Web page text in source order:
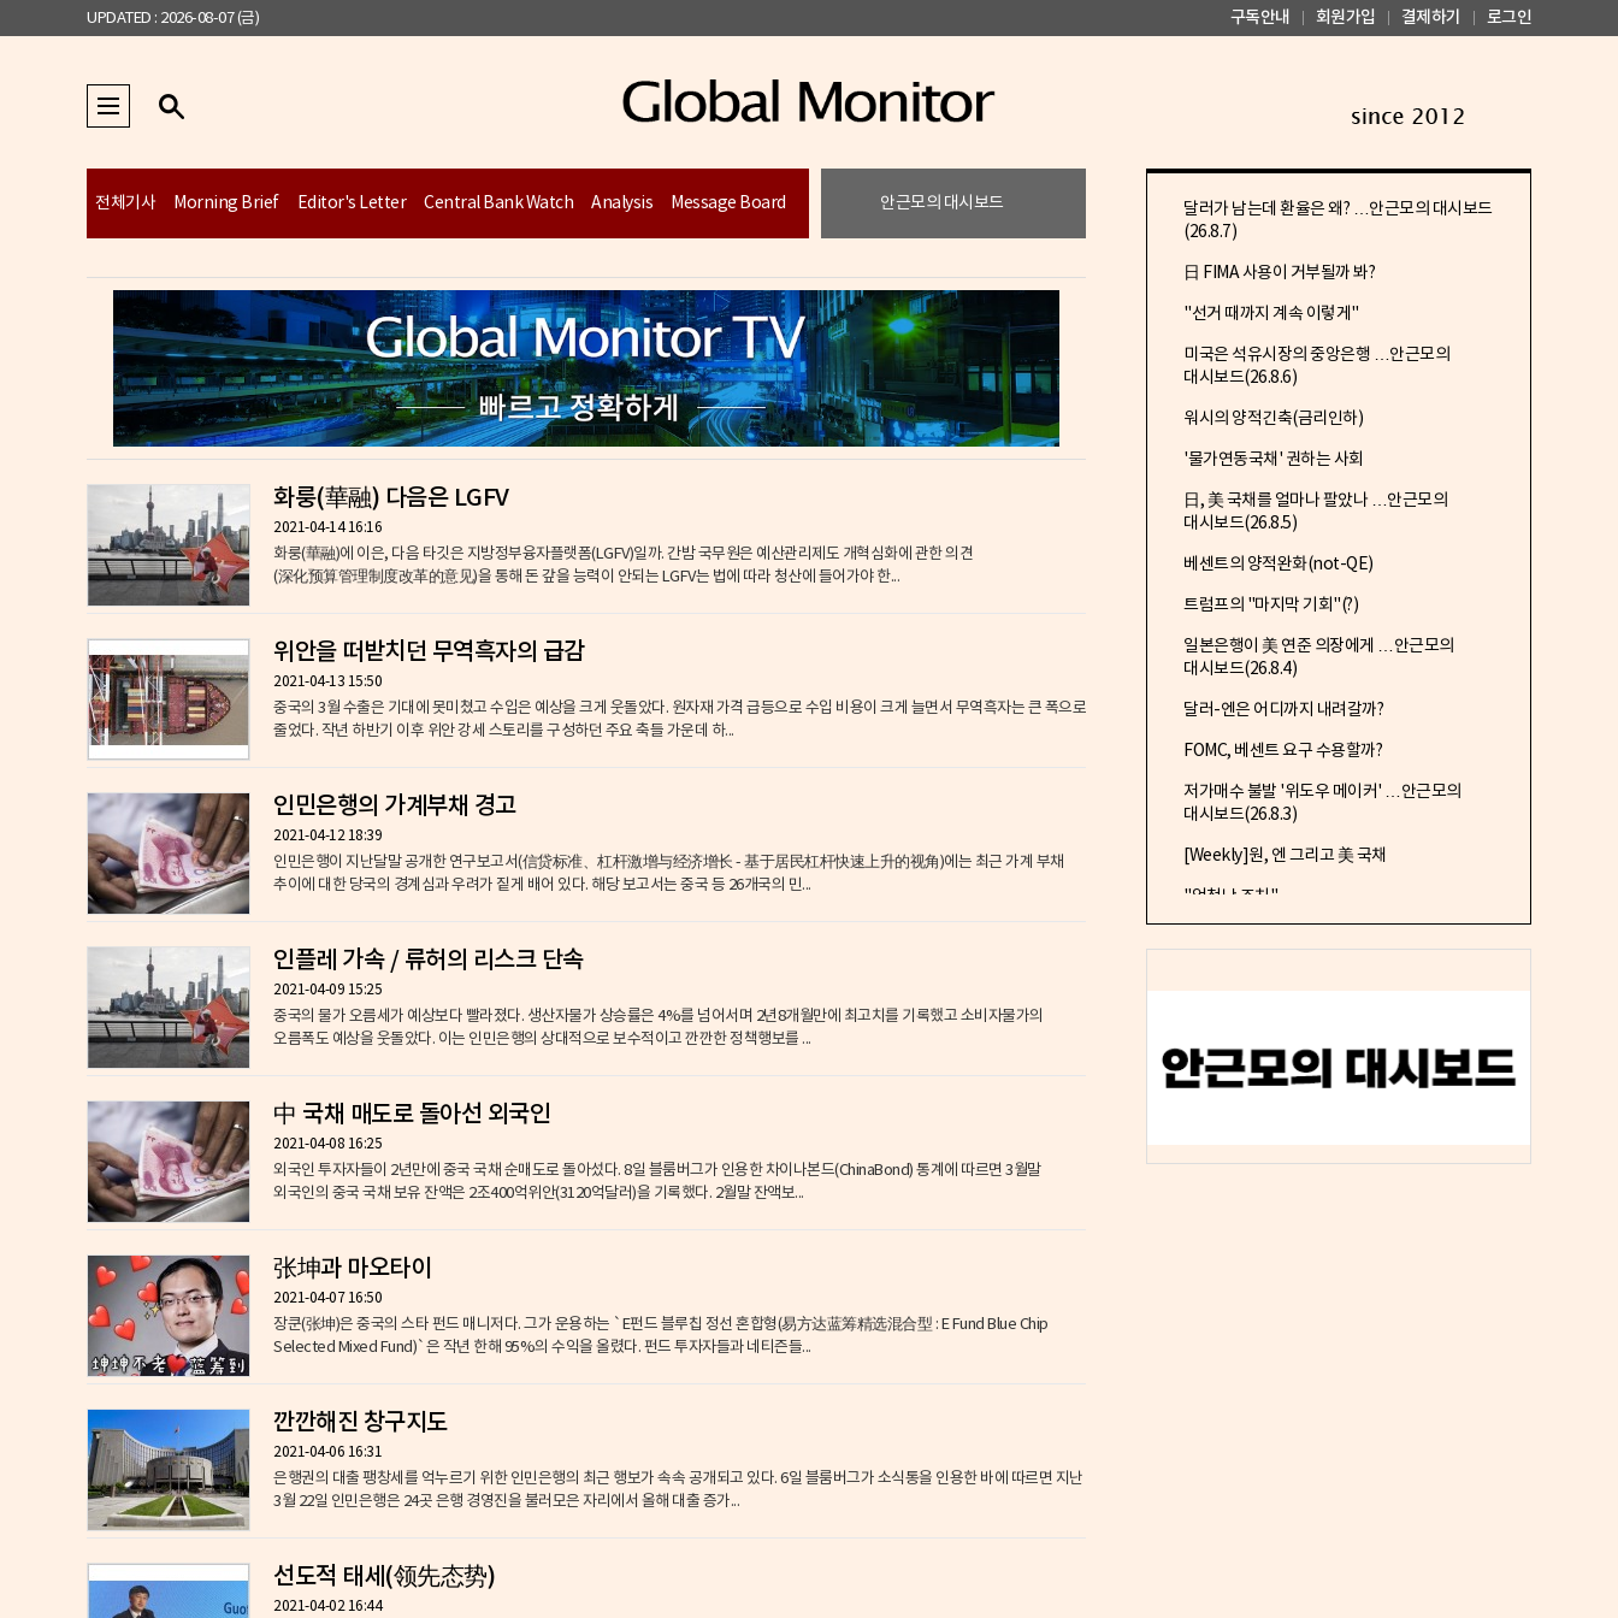
UPDATED : 2026-08-07 (금) 구독안내 회원가입 결제하기 로그인
전체기사 Morning Brief Editor's Letter Central Bank Watch Analysis Message Board 안근모의 대시보드
화룽(華融) 다음은 LGFV
2021-04-14 16:16
화룽(華融)에 이은, 다음 타깃은 지방정부융자플랫폼(LGFV)일까. 간밤 국무원은 예산관리제도 개혁심화에 관한 의견
(深化预算管理制度改革的意见)을 통해 돈 갚을 능력이 안되는 LGFV는 법에 따라 청산에 들어가야 한...
위안을 떠받치던 무역흑자의 급감
2021-04-13 15:50
중국의 3월 수출은 기대에 못미쳤고 수입은 예상을 크게 웃돌았다. 원자재 가격 급등으로 수입 비용이 크게 늘면서 무역흑자는 큰 폭으로
줄었다. 작년 하반기 이후 위안 강세 스토리를 구성하던 주요 축들 가운데 하...
인민은행의 가계부채 경고
2021-04-12 18:39
인민은행이 지난달말 공개한 연구보고서(信贷标准、杠杆激增与经济增长 - 基于居民杠杆快速上升的视角)에는 최근 가계 부채
추이에 대한 당국의 경계심과 우려가 짙게 배어 있다. 해당 보고서는 중국 등 26개국의 민...
인플레 가속 / 류허의 리스크 단속
2021-04-09 15:25
중국의 물가 오름세가 예상보다 빨라졌다. 생산자물가 상승률은 4%를 넘어서며 2년8개월만에 최고치를 기록했고 소비자물가의
오름폭도 예상을 웃돌았다. 이는 인민은행의 상대적으로 보수적이고 깐깐한 정책행보를 ...
中 국채 매도로 돌아선 외국인
2021-04-08 16:25
외국인 투자자들이 2년만에 중국 국채 순매도로 돌아섰다. 8일 블룸버그가 인용한 차이나본드(ChinaBond) 통계에 따르면 3월말
외국인의 중국 국채 보유 잔액은 2조400억위안(3120억달러)을 기록했다. 2월말 잔액보...
张坤과 마오타이
2021-04-07 16:50
장쿤(张坤)은 중국의 스타 펀드 매니저다. 그가 운용하는 `E펀드 블루칩 정선 혼합형(易方达蓝筹精选混合型 : E Fund Blue Chip
Selected Mixed Fund)`은 작년 한해 95%의 수익을 올렸다. 펀드 투자자들과 네티즌들...
깐깐해진 창구지도
2021-04-06 16:31
은행권의 대출 팽창세를 억누르기 위한 인민은행의 최근 행보가 속속 공개되고 있다. 6일 블룸버그가 소식통을 인용한 바에 따르면 지난
3월 22일 인민은행은 24곳 은행 경영진을 불러모은 자리에서 올해 대출 증가...
선도적 태세(领先态势)
2021-04-02 16:44
달러가 남는데 환율은 왜? …안근모의 대시보드
(26.8.7)
日 FIMA 사용이 거부될까 봐?
"선거 때까지 계속 이렇게"
미국은 석유시장의 중앙은행 …안근모의
대시보드(26.8.6)
워시의 양적긴축(금리인하)
'물가연동국채' 권하는 사회
日, 美 국채를 얼마나 팔았나 …안근모의
대시보드(26.8.5)
베센트의 양적완화(not-QE)
트럼프의 "마지막 기회"(?)
일본은행이 美 연준 의장에게 …안근모의
대시보드(26.8.4)
달러-엔은 어디까지 내려갈까?
FOMC, 베센트 요구 수용할까?
저가매수 불발 '위도우 메이커' …안근모의
대시보드(26.8.3)
[Weekly]원, 엔 그리고 美 국채
"엄청난 조치"